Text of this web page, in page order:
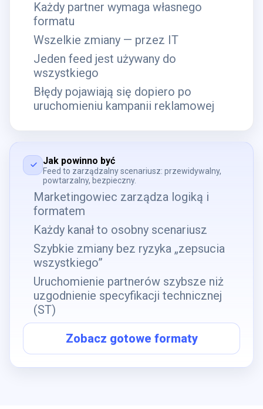
Każdy partner wymaga własnego
formatu
Wszelkie zmiany — przez IT
Jeden feed jest używany do
wszystkiego
Błędy pojawiają się dopiero po
uruchomieniu kampanii reklamowej
Jak powinno być
Feed to zarządzalny scenariusz: przewidywalny,
powtarzalny, bezpieczny.
Marketingowiec zarządza logiką i
formatem
Każdy kanał to osobny scenariusz
Szybkie zmiany bez ryzyka „zepsucia
wszystkiego”
Uruchomienie partnerów szybsze niż
uzgodnienie specyfikacji technicznej
(ST)
Zobacz gotowe formaty